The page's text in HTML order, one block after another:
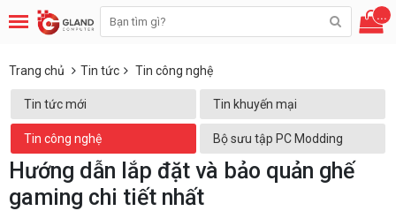
...
Trang chủ Tin tức Tin công nghệ
Tin tức mới Tin khuyến mại
Tin công nghệ Bộ sưu tập PC Modding
Hướng dẫn lắp đặt và bảo quản ghế
gaming chi tiết nhất